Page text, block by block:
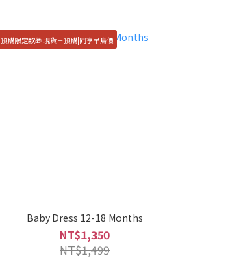
預購限定款🎁 現貨＋預購|同享早鳥價
Baby Dress 12-18 Months
NT$1,350
NT$1,499